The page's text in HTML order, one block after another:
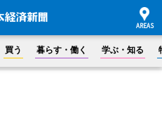
買う 暮らす・働く 学ぶ・知る